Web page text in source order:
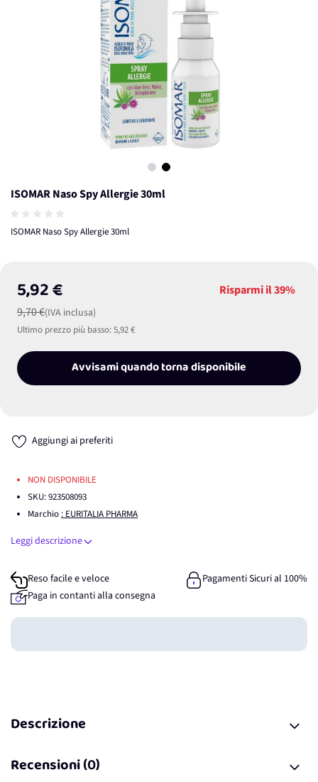
View larger image
View larger image
ISOMAR Naso Spy Allergie 30ml
ISOMAR Naso Spy Allergie 30ml
5,92 €
9,70 €(IVA inclusa)
Risparmi il39%
Ultimo prezzo più basso:5,92 €
Avvisami quando torna disponibile
Aggiungi ai preferiti
NON DISPONIBILE
SKU:923508093
Marchio : EURITALIA PHARMA
Leggi descrizione
Reso facile e veloce
Pagamenti Sicuri al 100%
Paga in contanti alla consegna
Guadagna
Descrizione
Recensioni (0)